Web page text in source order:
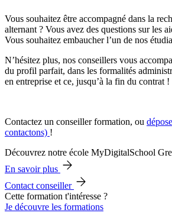
Vous souhaitez être accompagné dans la
alternant ? Vous avez des questions sur les
Vous souhaitez embaucher l’un de nos
N’hésitez plus, nos conseillers vous
du profil parfait, dans les formalités
en entreprise et ce, jusqu’à la fin du contrat !
Contactez un conseiller formation, ou
contactons) !
Découvrez notre école MyDigitalSchool
En savoir plus
Contact conseiller
Cette formation t'intéresse ?
Je découvre les formations